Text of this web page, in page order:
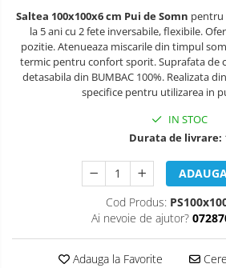
Covorase de joaca
Carusele patut
Lampi de veghe
Saltea 100x100x6 cm Pui de Somn pentru
la 5 ani cu 2 fete inversabile, flexibile.
pozitie. Atenueaza miscarile din timpul
termic pentru confort sporit.Suprafata de
detasabila din BUMBAC 100%. Realizata
specifice pentru utilizarea in
IN STOC
Durata de livrare:
Cod Produs:
Ai nevoie de ajutor?
Adauga la Favorite